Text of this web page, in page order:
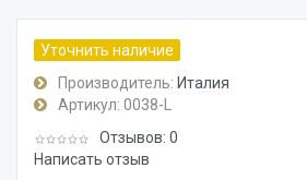
Уточнить наличие
Производитель: Италия
Артикул: 0038-L
Отзывов: 0
Написать отзыв